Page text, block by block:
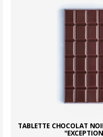
TABLETTE CHOCOLAT